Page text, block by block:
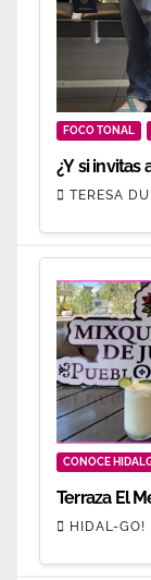
FOCO TONAL
¿Y si invitas
TERESA
CONOCE
Terraza El
HIDAL-GO!